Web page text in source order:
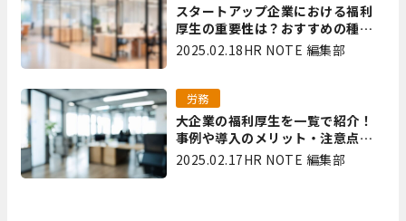
スタートアップ企業における福利
厚生の重要性は？おすすめの種類
やメリット・デメリットを解説
2025.02.18HR NOTE 編集部
大企業の福利厚生を一覧で紹介！
事例や導入のメリット・注意点を
解説
労務
2025.02.17HR NOTE 編集部